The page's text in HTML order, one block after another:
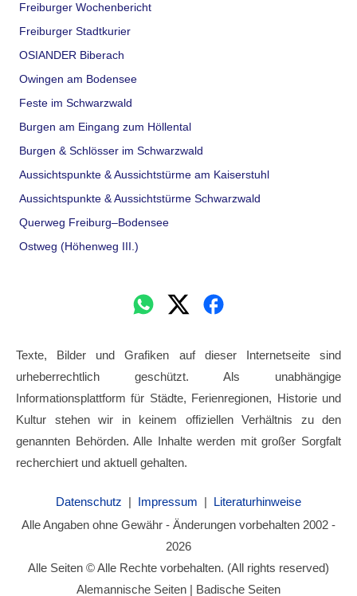
Freiburger Wochenbericht
Freiburger Stadtkurier
OSIANDER Biberach
Owingen am Bodensee
Feste im Schwarzwald
Burgen am Eingang zum Höllental
Burgen & Schlösser im Schwarzwald
Aussichtspunkte & Aussichtstürme am Kaiserstuhl
Aussichtspunkte & Aussichtstürme Schwarzwald
Querweg Freiburg–Bodensee
Ostweg (Höhenweg III.)
Texte, Bilder und Grafiken auf dieser Internetseite sind
urheberrechtlich geschützt. Als unabhängige
Informationsplattform für Städte, Ferienregionen, Historie und
Kultur stehen wir in keinem offiziellen Verhältnis zu den
genannten Behörden. Alle Inhalte werden mit großer Sorgfalt
recherchiert und aktuell gehalten.
Datenschutz | Impressum | Literaturhinweise
Alle Angaben ohne Gewähr - Änderungen vorbehalten 2002 -
2026
Alle Seiten © Alle Rechte vorbehalten. (All rights reserved)
Alemannische Seiten | Badische Seiten